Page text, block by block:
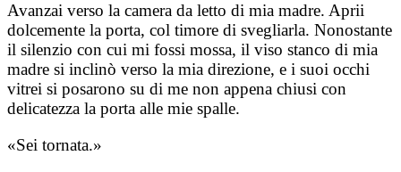
Avanzai verso la camera da letto di mia madre. Aprii
dolcemente la porta, col timore di svegliarla. Nonostante
il silenzio con cui mi fossi mossa, il viso stanco di mia
madre si inclinò verso la mia direzione, e i suoi occhi
vitrei si posarono su di me non appena chiusi con
delicatezza la porta alle mie spalle.
«Sei tornata.»